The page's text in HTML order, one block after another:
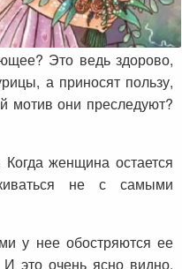
Это ведь здорово,
а приносят пользу,
мотив они преследуют?
женщина остается
не с самыми
у нее обостряются ее
это очень ясно видно,